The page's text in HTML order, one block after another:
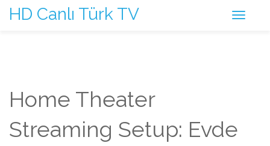
HD Canlı Türk TV
Home Theater
Streaming Setup: Evde